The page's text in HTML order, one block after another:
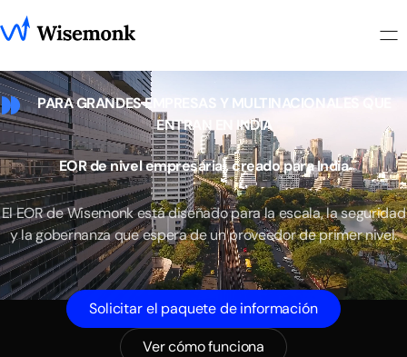
PARA GRANDES EMPRESAS Y MULTINACIONALES QUE
ENTRAN EN INDIA
EORdenivelempresarial,creadoparaIndia
ElEORdeWisemonkestádiseñadopara laescala,laseguridad
ylagobernanzaqueesperade unproveedordeprimernivel.
Solicitar el paquete de información
Ver cómo funciona